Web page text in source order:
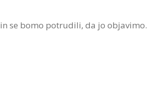
se bomo potrudili, da jo objavimo.